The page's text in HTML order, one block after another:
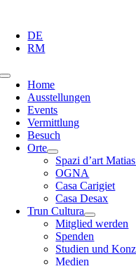
springen
DE
RM
Toggle
Navigation
Home
Ausstellungen
Events
Vermittlung
Besuch
Orte
Spazi d’art
OGNA
Casa Carigiet
Casa Desax
Trun Cultura
Mitglied werden
Spenden
Studien und
Medien